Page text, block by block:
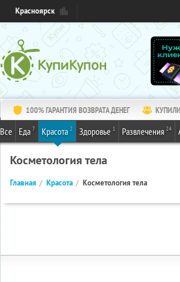
Красноярск
100% ГАРАНТИЯ ВОЗВРАТА ДЕНЕГ
Все Еда 7 Красота 2 Здоровье 1 Развлечения 24
Косметология тела
Главная Красота Косметология тела